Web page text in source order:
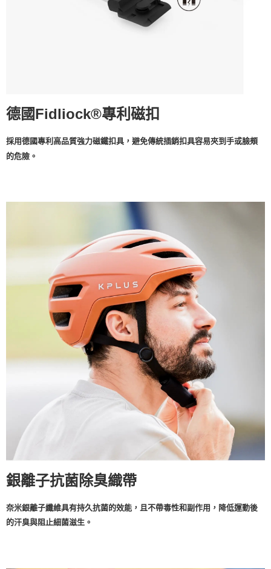
德國Fidliock®專利磁扣
採用德國專利高品質強力磁鐵扣具，避免傳統插銷扣具容易夾到手或臉頰
的危險。
銀離子抗菌除臭織帶
奈米銀離子纖維具有持久抗菌的效能，且不帶毒性和副作用，降低運動後
的汗臭與阻止細菌滋生。